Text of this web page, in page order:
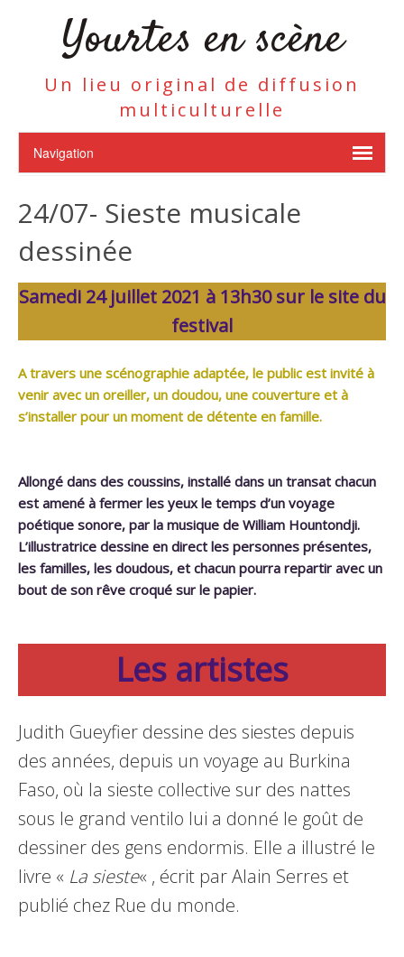
Yourtes en scène
Un lieu original de diffusion
multiculturelle
24/07- Sieste musicale
dessinée
Samedi 24 juillet 2021 à 13h30 sur le site du
festival
A travers une scénographie adaptée, le public est invité à
venir avec un oreiller, un doudou, une couverture et à
s’installer pour un moment de détente en famille.
Allongé dans des coussins, installé dans un transat chacun
est amené à fermer les yeux le temps d’un voyage
poétique sonore, par la musique de William Hountondji.
L’illustratrice dessine en direct les personnes présentes,
les familles, les doudous, et chacun pourra repartir avec un
bout de son rêve croqué sur le papier.
Les artistes
Judith Gueyfier dessine des siestes depuis
des années, depuis un voyage au Burkina
Faso, où la sieste collective sur des nattes
sous le grand ventilo lui a donné le goût de
dessiner des gens endormis. Elle a illustré le
livre « La sieste« , écrit par Alain Serres et
publié chez Rue du monde.